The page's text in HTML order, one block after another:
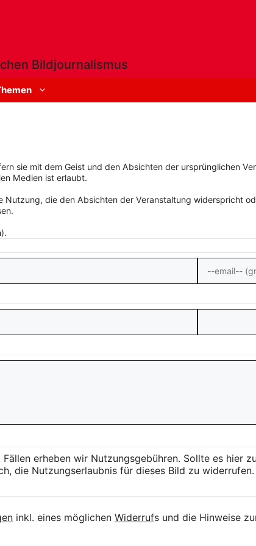
Bildjournalismus
sie mit dem Geist und den Absichten der ursprünglichen
Medien ist erlaubt.
Nutzung, die den Absichten der Veranstaltung widerspricht
erheben wir Nutzungsgebühren. Sollte es hier
die Nutzungserlaubnis für dieses Bild zu widerrufen.
inkl. eines möglichen Widerrufs und die Hinweise